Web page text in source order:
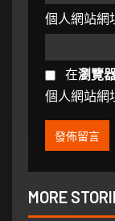
個人網站網
在瀏覽
個人網站網
MORE